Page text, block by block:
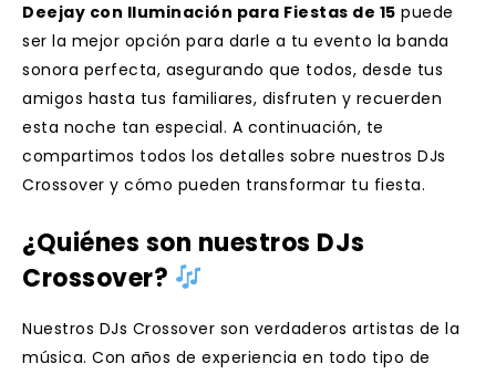
Deejay con Iluminación para Fiestas de 15 puede
ser la mejor opción para darle a tu evento la banda
sonora perfecta, asegurando que todos, desde tus
amigos hasta tus familiares, disfruten y recuerden
esta noche tan especial. A continuación, te
compartimos todos los detalles sobre nuestros DJs
Crossover y cómo pueden transformar tu fiesta.
¿Quiénes son nuestros DJs
Crossover?
Nuestros DJs Crossover son verdaderos artistas de la
música. Con años de experiencia en todo tipo de